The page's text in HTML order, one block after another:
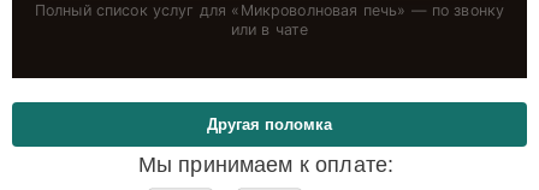
Полный список услуг для « Микроволновая печь» — по звонку
или в чате
Мы принимаем к оплате:
Другая поломка